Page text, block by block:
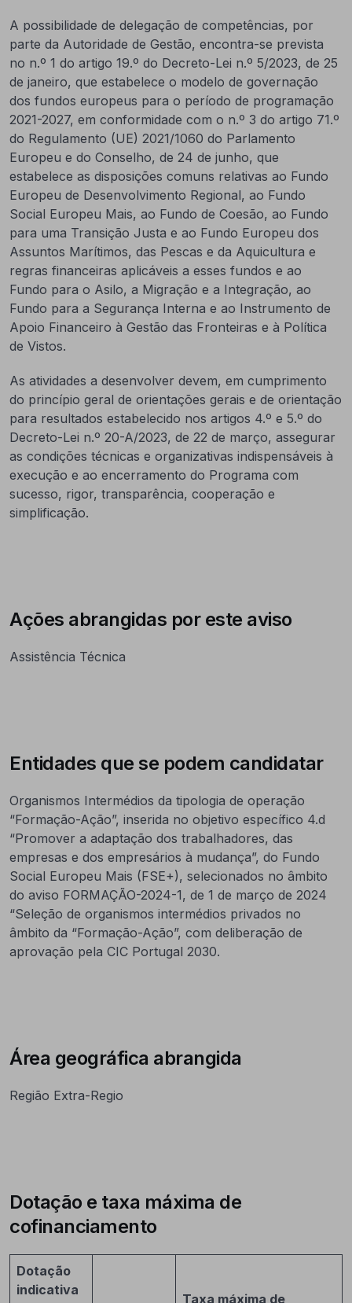
A possibilidade de delegação de competências, por
parte da Autoridade de Gestão, encontra-se prevista
no n.º 1 do artigo 19.º do Decreto-Lei n.º 5/2023, de 25
de janeiro, que estabelece o modelo de governação
dos fundos europeus para o período de programação
2021-2027, em conformidade com o n.º 3 do artigo 71.º
do Regulamento (UE) 2021/1060 do Parlamento
Europeu e do Conselho, de 24 de junho, que
estabelece as disposições comuns relativas ao Fundo
Europeu de Desenvolvimento Regional, ao Fundo
Social Europeu Mais, ao Fundo de Coesão, ao Fundo
para uma Transição Justa e ao Fundo Europeu dos
Assuntos Marítimos, das Pescas e da Aquicultura e
regras financeiras aplicáveis a esses fundos e ao
Fundo para o Asilo, a Migração e a Integração, ao
Fundo para a Segurança Interna e ao Instrumento de
Apoio Financeiro à Gestão das Fronteiras e à Política
de Vistos.
As atividades a desenvolver devem, em cumprimento
do princípio geral de orientações gerais e de orientação
para resultados estabelecido nos artigos 4.º e 5.º do
Decreto-Lei n.º 20-A/2023, de 22 de março, assegurar
as condições técnicas e organizativas indispensáveis à
execução e ao encerramento do Programa com
sucesso, rigor, transparência, cooperação e
simplificação.
Ações abrangidas por este aviso
Assistência Técnica
Entidades que se podem candidatar
Organismos Intermédios da tipologia de operação
“Formação-Ação”, inserida no objetivo específico 4.d
“Promover a adaptação dos trabalhadores, das
empresas e dos empresários à mudança”, do Fundo
Social Europeu Mais (FSE+), selecionados no âmbito
do aviso FORMAÇÃO-2024-1, de 1 de março de 2024
“Seleção de organismos intermédios privados no
âmbito da “Formação-Ação”, com deliberação de
aprovação pela CIC Portugal 2030.
Área geográfica abrangida
Região Extra-Regio
Dotação e taxa máxima de
cofinanciamento
Dotação
indicativa
Taxa máxima de